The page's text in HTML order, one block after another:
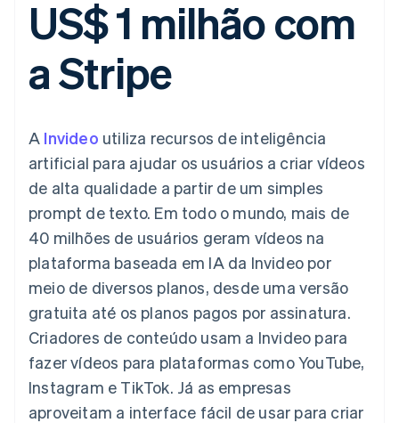
flexíveis de IU
Formas de
pagamento
de 125
Terminal
Authorization
Otimizações
de aceitação
Checkout
acelerado
Connections
Dados de
vinculadas
Recognition
Automação
contábil
Relatórios
personalizados
de dados
Product roadmap
Veja o que está chegando
Marketplaces
Gestão dos valores
Plataformas
Por setor
Empresas de IA
Economia de criadores
Jogos
Hospitalidade, viagens
Seguros
Mídia e entretenimento
Organizações sem fins
lucrativos
Serviços profissionais
Setor público
Varejo
Gerenciar assinaturas
Ofereça cobrança por
uso
respaldados por
stablecoins
Recursos
Integrações de
Exemplos de códigos
Blog de
desenvolvedores
Status da API
Plano de ação do
produto
sessões
Carreiras
Contato
Fale com a equipe de
vendas
Seja um parceiro
US$ 1 milhão com
a Stripe
A Invideo utiliza recursos de inteligência
artificial para ajudar os usuários a criar vídeos
de alta qualidade a partir de um simples
prompt de texto. Em todo o mundo, mais de
40 milhões de usuários geram vídeos na
plataforma baseada em IA da Invideo por
meio de diversos planos, desde uma versão
gratuita até os planos pagos por assinatura.
Criadores de conteúdo usam a Invideo para
fazer vídeos para plataformas como YouTube,
Instagram e TikTok. Já as empresas
aproveitam a interface fácil de usar para criar